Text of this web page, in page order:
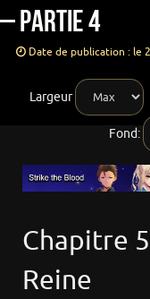
– Partie 4
Date de publication : le
Largeur
Fond:
Chapitre
Reine